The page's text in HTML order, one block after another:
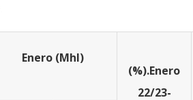
Enero (Mhl)
(%).Enero
22/23-